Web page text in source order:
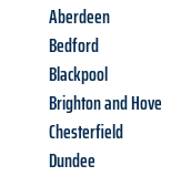
Aberdeen
Bedford
Blackpool
Brighton and Hove
Chesterfield
Dundee